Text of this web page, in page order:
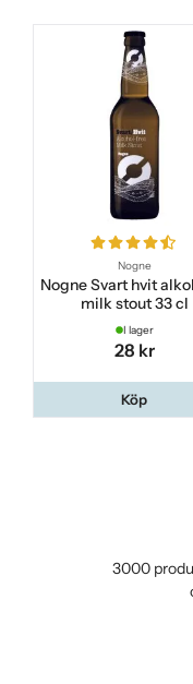
Nogne
Nogne Svart hvit
milk stout 33 cl
I lager
28 kr
Köp
3000